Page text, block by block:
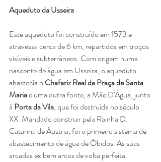
Aqueduto da Usseira
Este aqueduto foi construído em 1573 e
atravessa cerca de 6 km, repartidos em troços
visíveis e subterrâneos. Com origem numa
nascente de água em Usseira, o aqueduto
abastecia o Chafariz Real da Praça de Santa
Maria e uma outra fonte, a Mãe D'Água, junto
à Porta da Vila, que foi destruída no século
XX. Mandado construir pela Rainha D.
Catarina de Áustria, foi o primeiro sistema de
abastecimento de água de Óbidos. As suas
arcadas exibem arcos de volta perfeita.